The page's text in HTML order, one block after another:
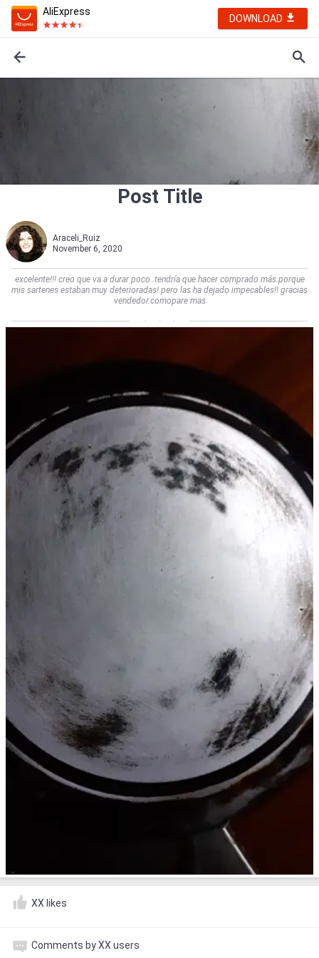
AliExpress
DOWNLOAD
Post Title
Araceli_Ruiz
November 6, 2020
excelente!!! creo que va a durar poco..tendría que hacer comprado más.porque
mis sartenes estaban muy deterioradas! pero las ha dejado impecables!! gracias
vendedor.comopare mas
XX likes
Comments by XX users